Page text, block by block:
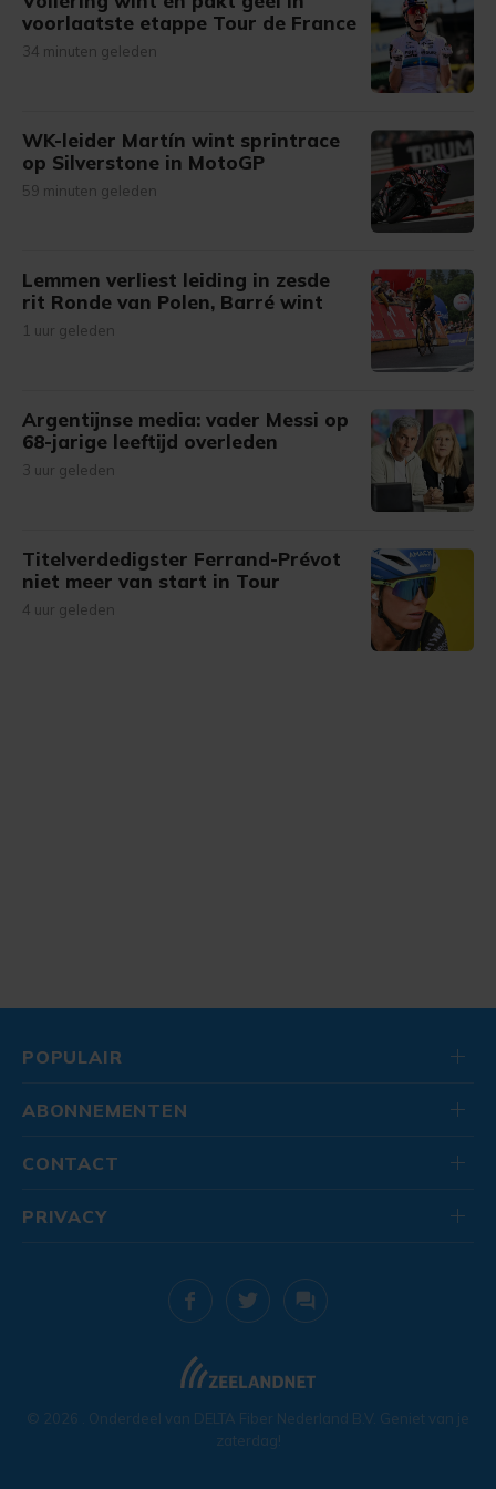
voorlaatste etappe Tour de France
34 minuten geleden
WK-leider Martín wint sprintrace
op Silverstone in MotoGP
59 minuten geleden
Lemmen verliest leiding in zesde
rit Ronde van Polen, Barré wint
1 uur geleden
Argentijnse media: vader Messi op
68-jarige leeftijd overleden
3 uur geleden
Titelverdedigster Ferrand-Prévot
niet meer van start in Tour
4 uur geleden
POPULAIR
ABONNEMENTEN
CONTACT
© 2026 . Onderdeel van DELTA Fiber Nederland B.V. Geniet van je
zaterdag!
PRIVACY